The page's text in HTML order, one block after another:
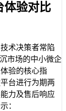
体验对比
术决策者常陷
市场的中小微企
验的核心指
台进行为期两
力及售后响应
：